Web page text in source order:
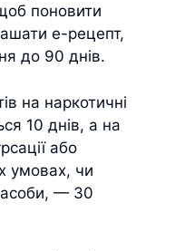
поновити
е-рецепт,
до 90 днів.
на наркотичні
10 днів, а на
або
умовах, чи
— 30